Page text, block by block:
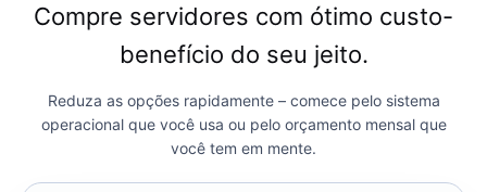
Compre servidores com ótimo custo-
benefício do seu jeito.
Reduza as opções rapidamente – comece pelo sistema
operacional que você usa ou pelo orçamento mensal que
você tem em mente.